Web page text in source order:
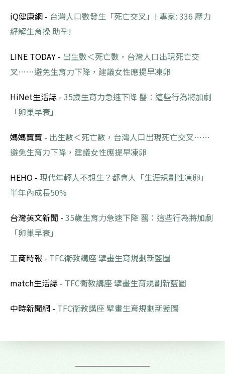
iQ健康網 - 台灣人口數發生「死亡交叉」! 專家: 336 壓力
紓解生育操 助孕!
LINE TODAY - 出生數＜死亡數，台灣人口出現死亡交
叉……避免生育力下降，建議女性應提早凍卵
HiNet生活誌 - 35歲生育力急速下降 醫：這些行為將加劇
「卵巢早衰」
媽媽寶寶 - 出生數＜死亡數，台灣人口出現死亡交叉……
避免生育力下降，建議女性應提早凍卵
HEHO - 現代年輕人不想生？都會人「生涯規劃性凍卵」
半年內成長50%
台灣英文新聞 - 35歲生育力急速下降 醫：這些行為將加劇
「卵巢早衰」
工商時報 - TFC衛教講座 擘畫生育規劃新藍圖
match生活誌 - TFC衛教講座 擘畫生育規劃新藍圖
中時新聞網 - TFC衛教講座 擘畫生育規劃新藍圖